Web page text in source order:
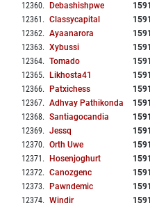
12360. Debashishpwe 1591
12361 . Classycapital 1591
12362. Ayaanarora 1591
12363. Xybussi 1591
12364. Tomado 1591
12365. Likhosta41 1591
12366. Patxichess 1591
12367. Adhvay Pathikonda 1591
12368. Santiagocandia 1591
12369. Jessq 1591
12370. Orth Uwe 1591
12371 . Hosenjoghurt 1591
12372. Canozgenc 1591
12373. Pawndemic 1591
12374. Windir 1591